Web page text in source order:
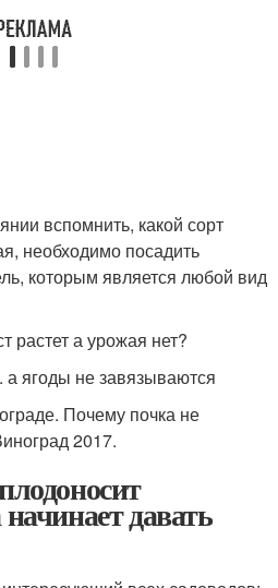
вспомнить, какой сорт
необходимо посадить
которым является любой вид
растет а урожая нет?
а ягоды не завязываются
Почему почка не
2017.
давать